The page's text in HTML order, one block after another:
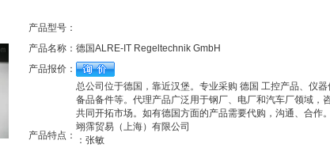
产品型号：
产品名称： 德国ALRE-IT Regeltechnik GmbH
产品报价：
产品特点：
总公司位于德国，靠近汉堡。专业采购 德国 工控产品、仪器
备品备件等。代理产品广泛用于钢厂、电厂和汽车厂领域，
共同开拓市场。如有德国方面的产品需要代购，沟通、合作。
翊霈贸易（上海）有限公司
：张敏